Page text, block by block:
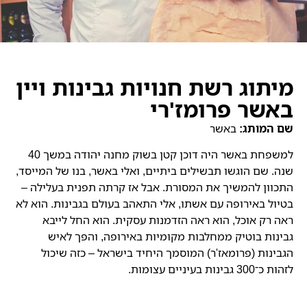
מיתוג רשת חנויות גבינות ויין
באשר פרומז'רי
שם המותג: באשר
למשפחת באשר היה דוכן קטן בשוק מחנה יהודה במשך 40
שנה. שם הוגשו תבשילים ביתיים, ואלי באשר, בנו של המייסד,
התכוון להמשיך את המסורת. אבל אז קרתה תפנית בעלילה –
בטיול באירופה עם אשתו, אלי התאהב בעולם בגבינות. הוא לא
ראה רק אוכל, הוא ראה הזדמנות עסקית. הוא החל לייבא
גבינות בוטיק ממחלבות מקומיות באירופה, והפך לאיש
הגבינות (פרומאז'ר) המוסמך היחיד בישראל – כזה שיכול
לזהות כ־300 גבינות בעיניים עצומות.